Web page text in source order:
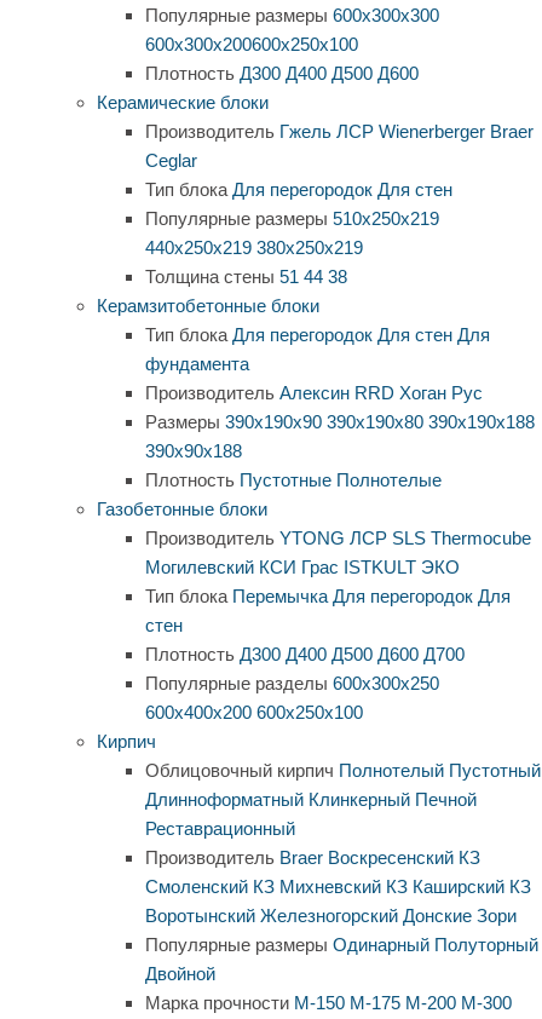
Популярные размеры 600х300х300
600х300х200600х250х100
Плотность Д300 Д400 Д500 Д600
Керамические блоки
Производитель Гжель ЛСР Wienerberger Braer
Ceglar
Тип блока Для перегородок Для стен
Популярные размеры 510х250х219
440х250х219 380х250х219
Толщина стены 51 44 38
Керамзитобетонные блоки
Тип блока Для перегородок Для стен Для
фундамента
Производитель Алексин RRD Хоган Рус
Размеры 390х190х90 390х190х80 390х190х188
390х90х188
Плотность Пустотные Полнотелые
Газобетонные блоки
Производитель YTONG ЛСР SLS Thermocube
Могилевский КСИ Грас ISTKULT ЭКО
Тип блока Перемычка Для перегородок Для
стен
Плотность Д300 Д400 Д500 Д600 Д700
Популярные разделы 600х300х250
600х400х200 600х250х100
Кирпич
Облицовочный кирпич Полнотелый Пустотный
Длинноформатный Клинкерный Печной
Реставрационный
Производитель Braer Воскресенский КЗ
Смоленский КЗ Михневский КЗ Каширский КЗ
Воротынский Железногорский Донские Зори
Популярные размеры Одинарный Полуторный
Двойной
Марка прочности М-150 М-175 М-200 М-300